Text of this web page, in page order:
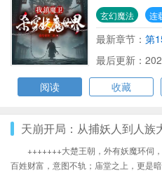
玄幻魔法 连
最新章节： 第
最后更新：
阅读
收藏
天崩开局：从捕妖人到人族
+++++++大楚王朝，外有妖魔环伺
百姓财富，意图不轨；庙堂之上，更是